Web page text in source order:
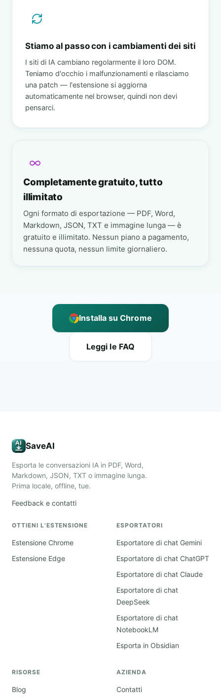
Stiamo al passo con i cambiamenti dei siti
I siti di IA cambiano regolarmente il loro DOM.
Teniamo d'occhio i malfunzionamenti e rilasciamo
una patch — l'estensione si aggiorna
automaticamente nel browser, quindi non devi
pensarci.
Completamente gratuito, tutto
illimitato
Ogni formato di esportazione — PDF, Word,
Markdown, JSON, TXT e immagine lunga — è
gratuito e illimitato. Nessun piano a pagamento,
nessuna quota, nessun limite giornaliero.
Installa su Chrome
Leggi le FAQ
SaveAI
Esporta le conversazioni IA in PDF, Word,
Markdown, JSON, TXT o immagine lunga.
Prima locale, offline, tue.
Feedback e contatti
OTTIENI L’ESTENSIONE
Estensione Chrome
Estensione Edge
ESPORTATORI
Esportatore di chat Gemini
Esportatore di chat ChatGPT
Esportatore di chat Claude
Esportatore di chat
DeepSeek
Esportatore di chat
NotebookLM
Esporta in Obsidian
RISORSE
Blog
AZIENDA
Contatti